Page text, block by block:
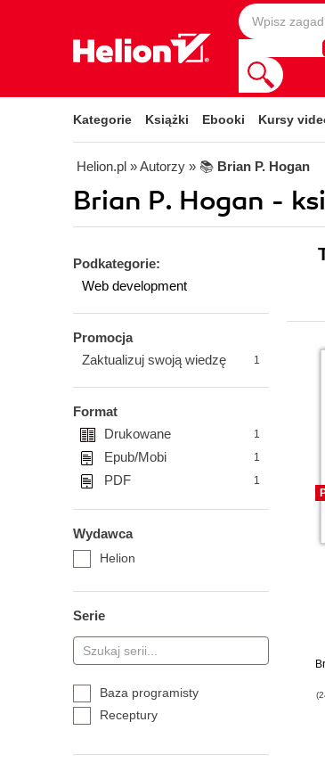
Kategorie Książki Ebooki Kursy
Helion.pl » Autorzy » 📚 Brian P. Hogan
Brian P. Hogan -
Podkategorie:
Web development
Promocja
Zaktualizuj swoją wiedzę
1
Format
Drukowane
1
Epub/Mobi 1
PDF 1
Wydawca
Helion
Serie
Baza programisty
Receptury